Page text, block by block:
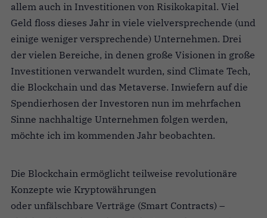
allem auch in Investitionen von Risikokapital. Viel
Geld floss dieses Jahr in viele vielversprechende (und
einige weniger versprechende) Unternehmen. Drei
der vielen Bereiche, in denen große Visionen in große
Investitionen verwandelt wurden, sind Climate Tech,
die Blockchain und das Metaverse. Inwiefern auf die
Spendierhosen der Investoren nun im mehrfachen
Sinne nachhaltige Unternehmen folgen werden,
möchte ich im kommenden Jahr beobachten.
Die Blockchain ermöglicht teilweise revolutionäre
Konzepte wie Kryptowährungen
oder unfälschbare Verträge (Smart Contracts) –